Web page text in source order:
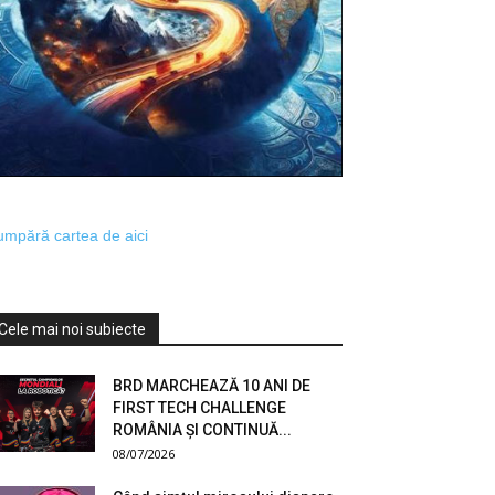
cartea de aici
mai noi subiecte
BRD MARCHEAZĂ 10 ANI DE
FIRST TECH CHALLENGE
ROMÂNIA ȘI CONTINUĂ...
08/07/2026